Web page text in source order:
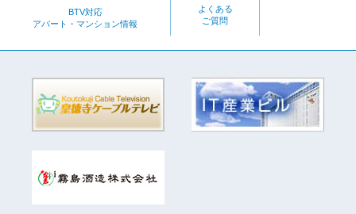
BTV対応
アパート・マンション情報
よくある
ご質問